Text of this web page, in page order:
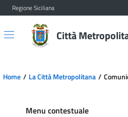
Vai al contenuto principale
Vai al menu principale
Regione Siciliana
Città
Home La Città Metropolitana
Menu contestuale